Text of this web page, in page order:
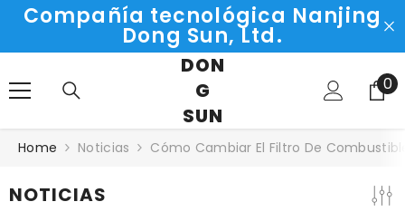
SKIP TO CONTENT
Compañía tecnológica Nanjing
Dong Sun, Ltd.
DON
G
SUN
00
Home Noticias Cómo Cambiar El Filtro De
NOTICIAS